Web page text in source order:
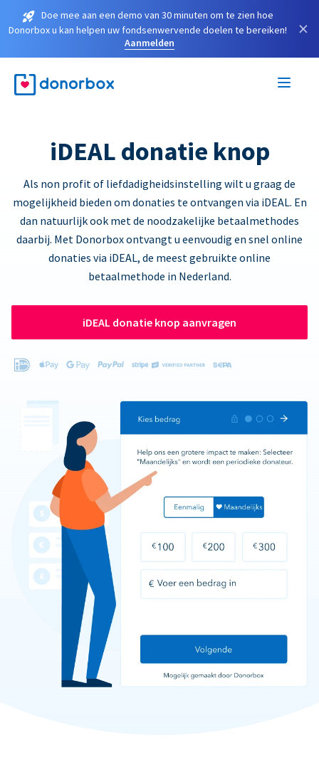
Doe mee aan een demo van 30 minuten om te zien hoe
Donorbox u kan helpen uw fondsenwervende doelen te bereiken!
Aanmelden
×
iDEAL donatie knop
Als non profit of liefdadigheidsinstelling wilt u graag de
mogelijkheid bieden om donaties te ontvangen via iDEAL. En
dan natuurlijk ook met de noodzakelijke betaalmethodes
daarbij. Met Donorbox ontvangt u eenvoudig en snel online
donaties via iDEAL, de meest gebruikte online
betaalmethode in Nederland.
iDEAL donatie knop aanvragen